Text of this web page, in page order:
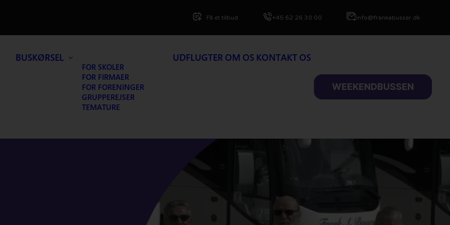
Få et tilbud +45 62 26 30 00 info@frankabusser.dk
BUSKØRSEL
FOR SKOLER
FOR FIRMAER
FOR FORENINGER
GRUPPEREJSER
TEMATURE
UDFLUGTER OM OS KONTAKT OS
WEEKENDBUSSEN